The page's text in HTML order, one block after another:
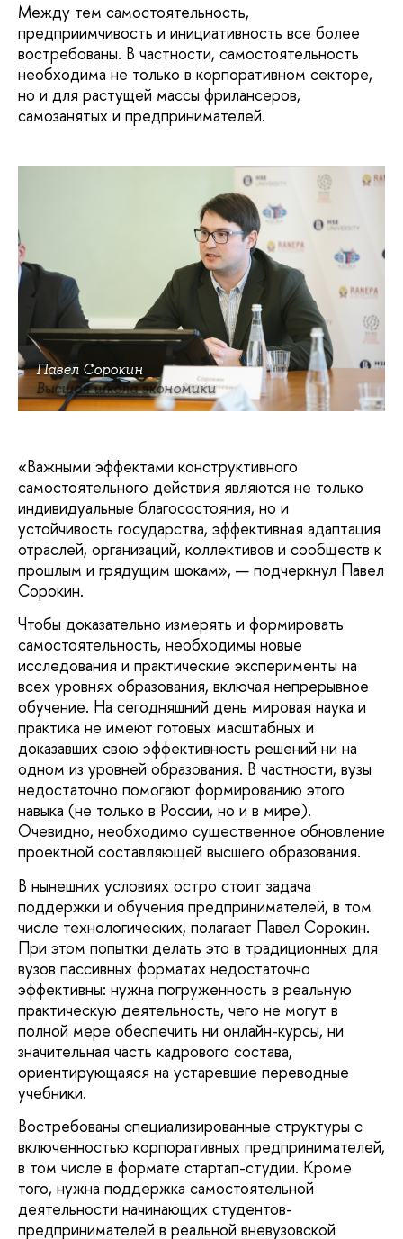
Между тем самостоятельность,
предприимчивость и инициативность все более
востребованы. В частности, самостоятельность
необходима не только в корпоративном секторе,
но и для растущей массы фрилансеров,
самозанятых и предпринимателей.
Павел Сорокин
Высшая школа экономики
«Важными эффектами конструктивного
самостоятельного действия являются не только
индивидуальные благосостояния, но и
устойчивость государства, эффективная адаптация
отраслей, организаций, коллективов и сообществ к
прошлым и грядущим шокам», — подчеркнул Павел
Сорокин.
Чтобы доказательно измерять и формировать
самостоятельность, необходимы новые
исследования и практические эксперименты на
всех уровнях образования, включая непрерывное
обучение. На сегодняшний день мировая наука и
практика не имеют готовых масштабных и
доказавших свою эффективность решений ни на
одном из уровней образования. В частности, вузы
недостаточно помогают формированию этого
навыка (не только в России, но и в мире).
Очевидно, необходимо существенное обновление
проектной составляющей высшего образования.
В нынешних условиях остро стоит задача
поддержки и обучения предпринимателей, в том
числе технологических, полагает Павел Сорокин.
При этом попытки делать это в традиционных для
вузов пассивных форматах недостаточно
эффективны: нужна погруженность в реальную
практическую деятельность, чего не могут в
полной мере обеспечить ни онлайн-курсы, ни
значительная часть кадрового состава,
ориентирующаяся на устаревшие переводные
учебники.
Востребованы специализированные структуры с
включенностью корпоративных предпринимателей,
в том числе в формате стартап-студии. Кроме
того, нужна поддержка самостоятельной
деятельности начинающих студентов-
предпринимателей в реальной вневузовской